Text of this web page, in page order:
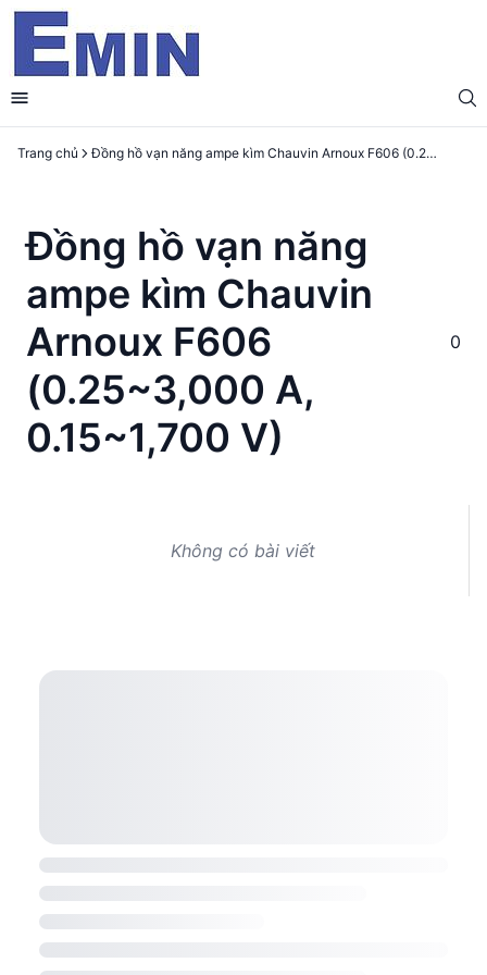
Trang chủ Đồng hồ vạn năng ampe kìm Chauvin Arnoux F606 (0.25~3,000 A, 0.15~1,700 V)
Đồng hồ vạn năng
ampe kìm Chauvin
Arnoux F606
(0.25~3,000 A,
0.15~1,700 V)
0
Không có bài viết